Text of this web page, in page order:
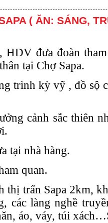
( ĂN: SÁNG,
HDV đưa đoàn
tại Chợ Sapa.
trình kỳ vỹ , đồ sộ
cảnh sắc thiên
tại nhà hàng.
quan.
thị trấn Sapa 2km,
các làng nghề
áo, váy, túi